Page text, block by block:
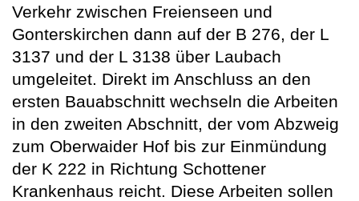
Verkehr zwischen Freienseen und
Gonterskirchen dann auf der B 276, der L
3137 und der L 3138 über Laubach
umgeleitet. Direkt im Anschluss an den
ersten Bauabschnitt wechseln die Arbeiten
in den zweiten Abschnitt, der vom Abzweig
zum Oberwaider Hof bis zur Einmündung
der K 222 in Richtung Schottener
Krankenhaus reicht. Diese Arbeiten sollen